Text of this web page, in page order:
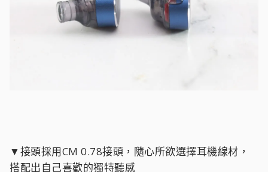
▼接頭採用CM 0.78接頭，隨心所欲選擇耳機線材，
搭配出自己喜歡的獨特聽感